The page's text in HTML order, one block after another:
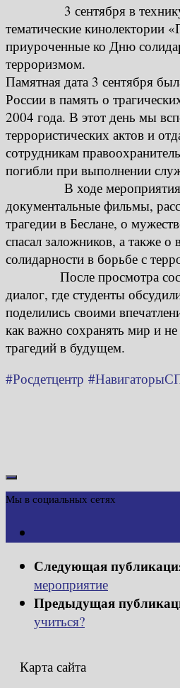
3 сентября в
тематические кинолектории
приуроченные ко Дню
терроризмом.
Памятная дата 3 сентября
России в память о
2004 года. В этот день мы
террористических актов и
сотрудникам
погибли при выполнении
В ходе мероприятия
документальные фильмы,
трагедии в Беслане, о
спасал заложников, а также о
солидарности в борьбе с
После просмотра
диалог, где студенты
поделились своими
как важно сохранять мир и
трагедий в будущем.
#Росдетцентр
Мы в социальных сетях
Следующая
мероприятие
Предыдущая
учиться?
Карта сайта